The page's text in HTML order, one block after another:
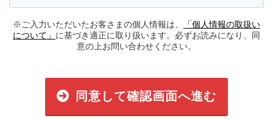
※ご入力いただいたお客さまの個人情報は、
「個人情報の取扱い
について」 に基づき適正に取り扱います。必ずお読みになり、同
意の上お問い合わせください。
同意して確認画面へ進む